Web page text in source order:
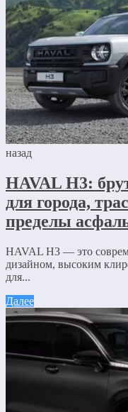
назад
HAVAL H3:
для города,
пределы
HAVAL H3 — это
дизайном, высоким
для...
Далее